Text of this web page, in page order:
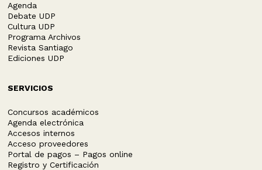
Agenda
Debate UDP
Cultura UDP
Programa Archivos
Revista Santiago
Ediciones UDP
SERVICIOS
Concursos académicos
Agenda electrónica
Accesos internos
Acceso proveedores
Portal de pagos – Pagos online
Registro y Certificación